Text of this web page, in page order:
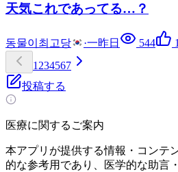
天気これであってる…？
동물이최고당 ·一昨日 544
1
1 234567
投稿する
医療に関するご案内
本アプリが提供する情報・コンテ
的な参考用であり、医学的な助言